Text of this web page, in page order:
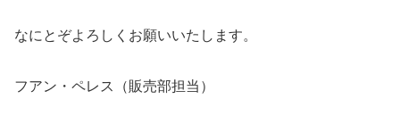
なにとぞよろしくお願いいたします。
フアン・ペレス（販売部担当）